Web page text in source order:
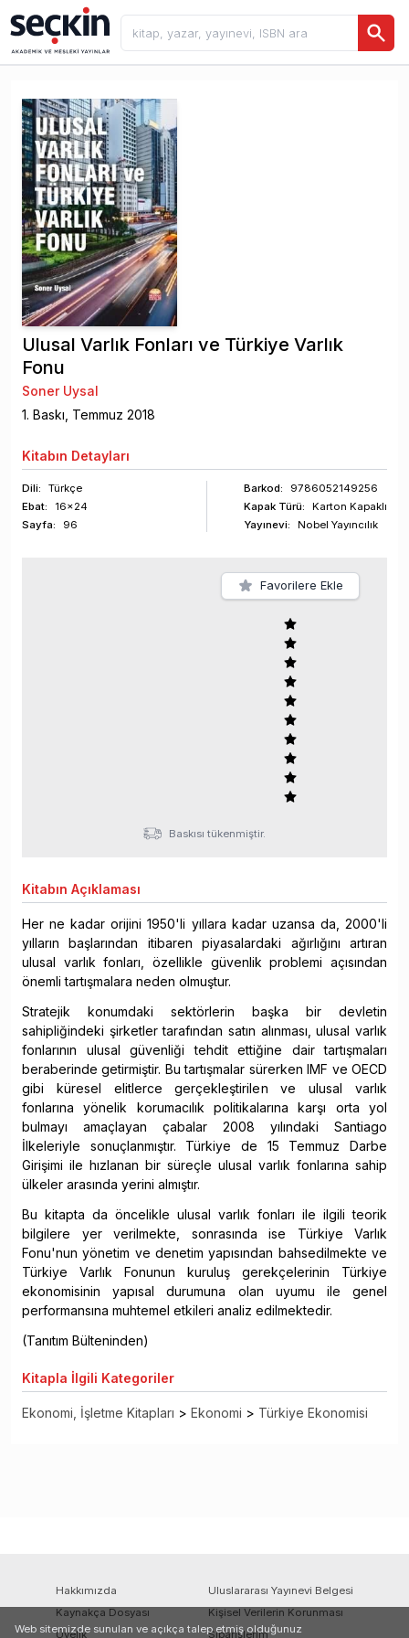
Ulusal Varlık Fonları ve Türkiye Varlık
Fonu
Soner Uysal
1. Baskı, Temmuz 2018
Kitabın Detayları
Dili:
Türkçe
Ebat:
16x24
Sayfa: 96
Barkod:
9786052149256
Kapak Türü:
Karton Kapaklı
Yayınevi:
Nobel Yayıncılık
Favorilere Ekle
Baskısı tükenmiştir.
Kitabın Açıklaması
Her ne kadar orijini 1950'li yıllara kadar uzansa da, 2000'li
yılların başlarından itibaren piyasalardaki ağırlığını artıran
ulusal varlık fonları, özellikle güvenlik problemi açısından
önemli tartışmalara neden olmuştur.
Stratejik konumdaki sektörlerin başka bir devletin
sahipliğindeki şirketler tarafından satın alınması, ulusal varlık
fonlarının ulusal güvenliği tehdit ettiğine dair tartışmaları
beraberinde getirmiştir. Bu tartışmalar sürerken IMF ve OECD
gibi küresel elitlerce gerçekleştirilen ve ulusal varlık
fonlarına yönelik korumacılık politikalarına karşı orta yol
bulmayı amaçlayan çabalar 2008 yılındaki Santiago
İlkeleriyle sonuçlanmıştır. Türkiye de 15 Temmuz Darbe
Girişimi ile hızlanan bir süreçle ulusal varlık fonlarına sahip
ülkeler arasında yerini almıştır.
Bu kitapta da öncelikle ulusal varlık fonları ile ilgili teorik
bilgilere yer verilmekte, sonrasında ise Türkiye Varlık
Fonu'nun yönetim ve denetim yapısından bahsedilmekte ve
Türkiye Varlık Fonunun kuruluş gerekçelerinin Türkiye
ekonomisinin yapısal durumuna olan uyumu ile genel
performansına muhtemel etkileri analiz edilmektedir.
(Tanıtım Bülteninden)
Kitapla İlgili Kategoriler
Ekonomi, İşletme Kitapları > Ekonomi > Türkiye Ekonomisi
Hakkımızda
Uluslararası Yayınevi Belgesi
Kaynakça Dosyası
Kişisel Verilerin Korunması
Üyelik
Siparişlerim
Web sitemizde sunulan ve açıkça talep etmiş olduğunuz